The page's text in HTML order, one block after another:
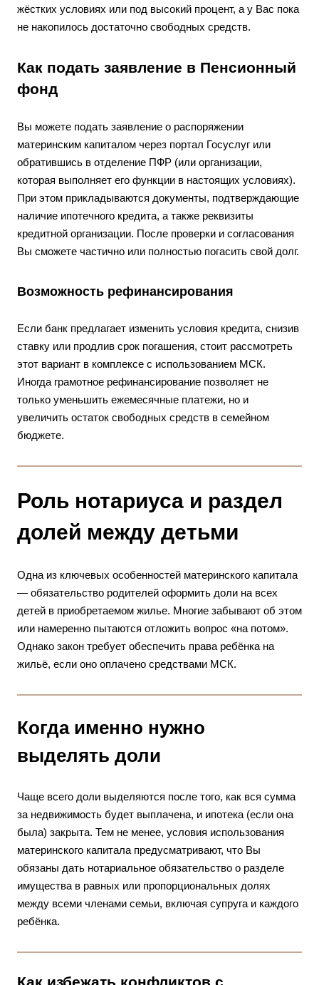
жёстких условиях или под высокий процент, а у Вас пока
не накопилось достаточно свободных средств.
Как подать заявление в Пенсионный
фонд
Вы можете подать заявление о распоряжении
материнским капиталом через портал Госуслуг или
обратившись в отделение ПФР (или организации,
которая выполняет его функции в настоящих условиях).
При этом прикладываются документы, подтверждающие
наличие ипотечного кредита, а также реквизиты
кредитной организации. После проверки и согласования
Вы сможете частично или полностью погасить свой долг.
Возможность рефинансирования
Если банк предлагает изменить условия кредита, снизив
ставку или продлив срок погашения, стоит рассмотреть
этот вариант в комплексе с использованием МСК.
Иногда грамотное рефинансирование позволяет не
только уменьшить ежемесячные платежи, но и
увеличить остаток свободных средств в семейном
бюджете.
Роль нотариуса и раздел
долей между детьми
Одна из ключевых особенностей материнского капитала
— обязательство родителей оформить доли на всех
детей в приобретаемом жилье. Многие забывают об этом
или намеренно пытаются отложить вопрос «на потом».
Однако закон требует обеспечить права ребёнка на
жильё, если оно оплачено средствами МСК.
Когда именно нужно
выделять доли
Чаще всего доли выделяются после того, как вся сумма
за недвижимость будет выплачена, и ипотека (если она
была) закрыта. Тем не менее, условия использования
материнского капитала предусматривают, что Вы
обязаны дать нотариальное обязательство о разделе
имущества в равных или пропорциональных долях
между всеми членами семьи, включая супруга и каждого
ребёнка.
Как избежать конфликтов с